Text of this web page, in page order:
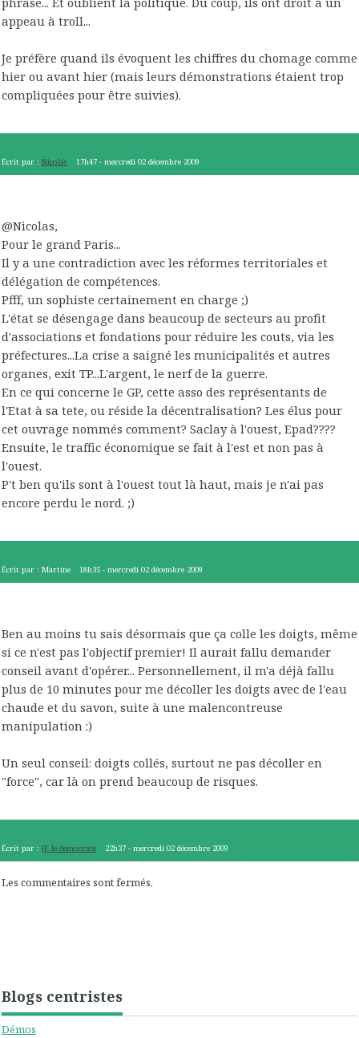
Blogs centristes
Démos
appeau à troll...
Je préfère quand ils évoquent les chiffres du chomage comme
hier ou avant hier (mais leurs démonstrations étaient trop
compliquées pour être suivies).
Écrit par : Nicolas 17h47 -mercredi 02 décembre 2009
@Nicolas,
Pour le grand Paris...
Il y a une contradiction avec les réformes territoriales et
délégation de compétences.
Pfff, un sophiste certainement en charge ;)
L'état se désengage dans beaucoup de secteurs au profit
d'associations et fondations pour réduire les couts, via les
préfectures...La crise a saigné les municipalités et autres
organes, exit TP...L'argent, le nerf de la guerre.
En ce qui concerne le GP, cette asso des représentants de
l'Etat à sa tete, ou réside la décentralisation? Les élus pour
cet ouvrage nommés comment? Saclay à l'ouest, Epad????
Ensuite, le traffic économique se fait à l'est et non pas à
l'ouest.
P't ben qu'ils sont à l'ouest tout là haut, mais je n'ai pas
encore perdu le nord. ;)
Écrit par : Martine 18h35 -mercredi 02 décembre 2009
Ben au moins tu sais désormais que ça colle les doigts, même
si ce n'est pas l'objectif premier! Il aurait fallu demander
conseil avant d'opérer... Personnellement, il m'a déjà fallu
plus de 10 minutes pour me décoller les doigts avec de l'eau
chaude et du savon, suite à une malencontreuse
manipulation :)
Un seul conseil: doigts collés, surtout ne pas décoller en
"force", car là on prend beaucoup de risques.
Écrit par : JF le démocrate 22h37 -mercredi 02 décembre 2009
Les commentaires sont fermés.